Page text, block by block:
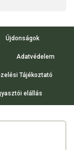
Újdonságok
Adatvédelem
Tájékoztató
elállás